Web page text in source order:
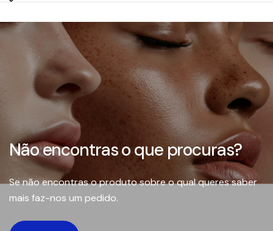
Não encontras o que procuras?
Se não encontras o produto sobre o qual queres saber
mais faz-nos um pedido.